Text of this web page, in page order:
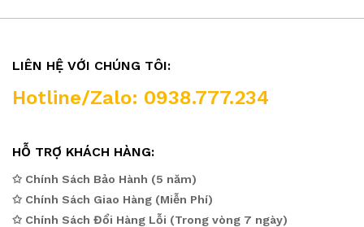
LIÊN HỆ VỚI CHÚNG TÔI:
Hotline/Zalo: 0938.777.234
HỖ TRỢ KHÁCH HÀNG:
✩ Chính Sách Bảo Hành (5 năm)
✩ Chính Sách Giao Hàng (Miễn Phí)
✩ Chính Sách Đổi Hàng Lỗi (Trong vòng 7 ngày)